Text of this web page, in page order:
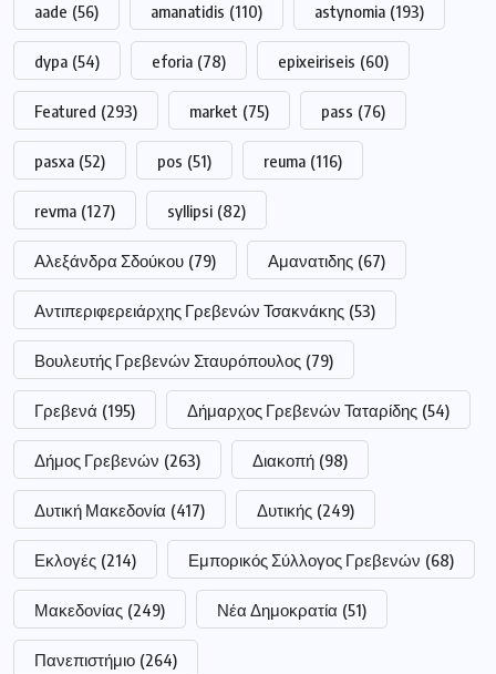
aade (56) amanatidis (110) astynomia (193)
dypa (54) eforia (78) epixeiriseis (60)
Featured (293) market (75) pass (76)
pasxa (52) pos (51) reuma (116)
revma (127) syllipsi (82)
Αλεξάνδρα Σδούκου (79) Αμανατιδης (67)
Αντιπεριφερειάρχης Γρεβενών Τσακνάκης (53)
Βουλευτής Γρεβενών Σταυρόπουλος (79)
Γρεβενά (195) Δήμαρχος Γρεβενών Ταταρίδης (54)
Δήμος Γρεβενών (263) Διακοπή (98)
Δυτική Μακεδονία (417) Δυτικής (249)
Εκλογές (214) Εμπορικός Σύλλογος Γρεβενών (68)
Μακεδονίας (249) Νέα Δημοκρατία (51)
Πανεπιστήμιο (264)